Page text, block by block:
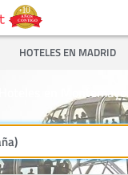
HOTELES EN MADRID
Hoteles en Montemayor